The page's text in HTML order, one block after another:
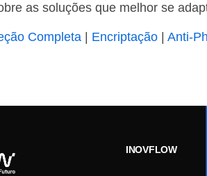
as soluções que melhor se
Completa Encriptação Anti-
INOVFLOW